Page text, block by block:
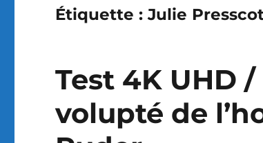
Étiquette :Julie
Test 4K UHD
volupté de